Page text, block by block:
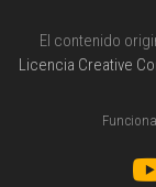
El contenido
Licencia Creative